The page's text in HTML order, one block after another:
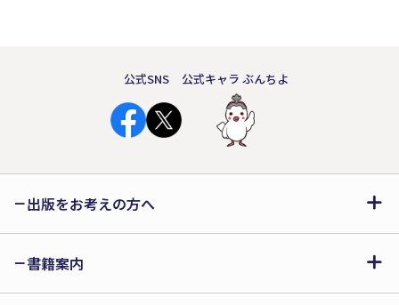
公式SNS 公式キャラ ぶんちよ
出版をお考えの方へ
書籍案内